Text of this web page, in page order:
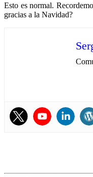
Esto es normal.
gracias a la Navidad?